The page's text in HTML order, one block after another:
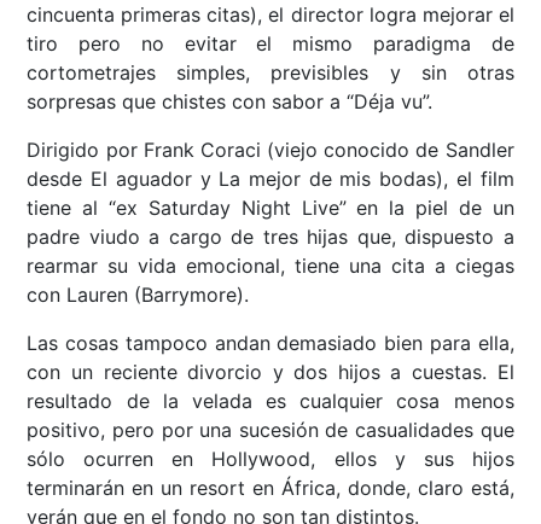
cincuenta primeras citas), el director logra mejorar el
tiro pero no evitar el mismo paradigma de
cortometrajes simples, previsibles y sin otras
sorpresas que chistes con sabor a “Déja vu”.
Dirigido por Frank Coraci (viejo conocido de Sandler
desde El aguador y La mejor de mis bodas), el film
tiene al “ex Saturday Night Live” en la piel de un
padre viudo a cargo de tres hijas que, dispuesto a
rearmar su vida emocional, tiene una cita a ciegas
con Lauren (Barrymore).
Las cosas tampoco andan demasiado bien para ella,
con un reciente divorcio y dos hijos a cuestas. El
resultado de la velada es cualquier cosa menos
positivo, pero por una sucesión de casualidades que
sólo ocurren en Hollywood, ellos y sus hijos
terminarán en un resort en África, donde, claro está,
verán que en el fondo no son tan distintos.